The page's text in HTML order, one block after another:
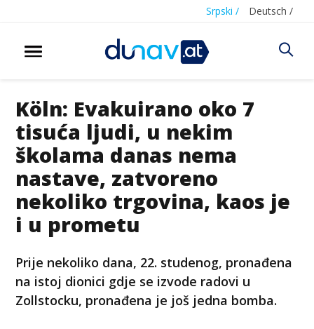
Srpski / Deutsch /
Köln: Evakuirano oko 7
tisuća ljudi, u nekim
školama danas nema
nastave, zatvoreno
nekoliko trgovina, kaos je
i u prometu
Prije nekoliko dana, 22. studenog, pronađena
na istoj dionici gdje se izvode radovi u
Zollstocku, pronađena je još jedna bomba.